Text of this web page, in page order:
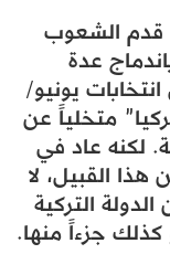
قدم الشعوب
المؤسس عام 2012 باندماج عدة
يونيو/
تركيا” متخلياً عن
لكنه عاد في
القبيل، لا
التركية
جزءاً منها.